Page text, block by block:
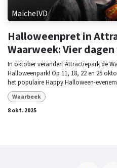
MaichelVD
Halloweenpret in
Waarweek: Vier
In oktober verandert Attractiepark de
Halloweenpark! Op 11, 18, 22 en 25
het populaire Happy Halloween-
Waarbeek
8 okt. 2025